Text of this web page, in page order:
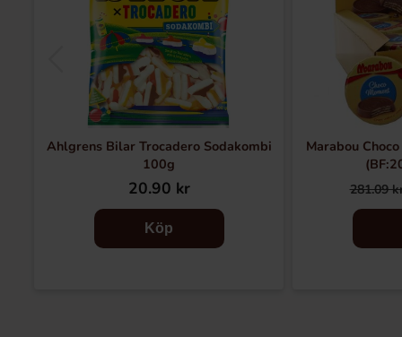
Ahlgrens Bilar Trocadero Sodakombi
100g
20.90 kr
Köp
Marabou
281.09